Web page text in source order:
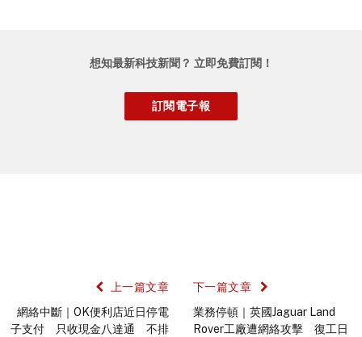
想知最新科技新聞？ 立即免費訂閱！
上一篇文章
網絡中斷｜OK便利店近日停電
子支付 只收現金八達通 不排
下一篇文章
業務停頓｜英國Jaguar Land
Rover工廠遭網絡攻擊 復工日